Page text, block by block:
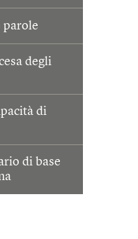
parole
degli
di
di base